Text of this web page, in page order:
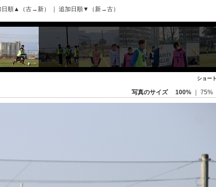
日順▲（古→新） 追加日順▼（新→古）
ショー
写真のサイズ 100% 75%